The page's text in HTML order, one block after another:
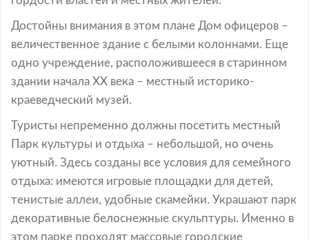
Достойны внимания в этом плане Дом офицеров –
величественное здание с белыми колоннами. Еще
одно учреждение, расположившееся в старинном
здании начала ХХ века – местный историко-
краеведческий музей.
Туристы непременно должны посетить местный
Парк культуры и отдыха – небольшой, но очень
уютный. Здесь созданы все условия для семейного
отдыха: имеются игровые площадки для детей,
тенистые аллеи, удобные скамейки. Украшают парк
декоративные белоснежные скульптуры. Именно в
этом парке проходят массовые городские